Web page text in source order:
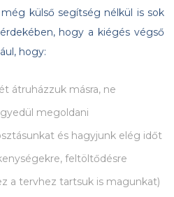
még külső segítség nélkül is sok
hogy a kiégés végső
hogy:
átruházzuk másra, ne
megoldani
és hagyjunk elég időt
feltöltődésre
a tervhez tartsuk is magunkat)